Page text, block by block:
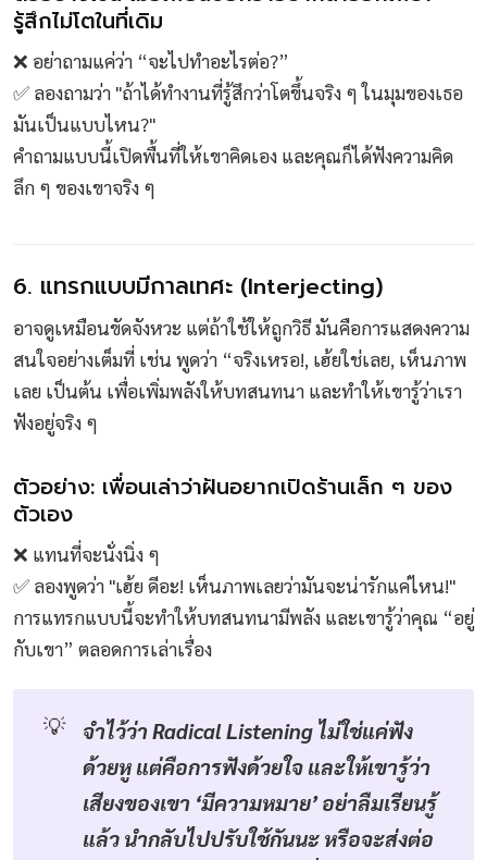
รู้สึกไม่โตในที่เดิม
❌ อย่าถามแค่ว่า “จะไปทำอะไรต่อ?”
✅ ลองถามว่า "ถ้าได้ทำงานที่รู้สึกว่าโตขึ้นจริง ๆ ในมุมของเธอ
มันเป็นแบบไหน?"
คำถามแบบนี้เปิดพื้นที่ให้เขาคิดเอง และคุณก็ได้ฟังความคิด
ลึก ๆ ของเขาจริง ๆ
6. แทรกแบบมีกาลเทศะ (Interjecting)
อาจดูเหมือนขัดจังหวะ แต่ถ้าใช้ให้ถูกวิธี มันคือการแสดงความ
สนใจอย่างเต็มที่ เช่น พูดว่า “จริงเหรอ!, เฮ้ยใช่เลย, เห็นภาพ
เลย เป็นต้น เพื่อเพิ่มพลังให้บทสนทนา และทำให้เขารู้ว่าเรา
ฟังอยู่จริง ๆ
ตัวอย่าง: เพื่อนเล่าว่าฝันอยากเปิดร้านเล็ก ๆ ของ
ตัวเอง
❌ แทนที่จะนั่งนิ่ง ๆ
✅ ลองพูดว่า "เฮ้ย ดีอะ! เห็นภาพเลยว่ามันจะน่ารักแค่ไหน!"
การแทรกแบบนี้จะทำให้บทสนทนามีพลัง และเขารู้ว่าคุณ “อยู่
กับเขา” ตลอดการเล่าเรื่อง
💡
จำไว้ว่า Radical Listening ไม่ใช่แค่ฟัง
ด้วยหู แต่คือการฟังด้วยใจ และให้เขารู้ว่า
เสียงของเขา ‘มีความหมาย’ อย่าลืมเรียนรู้
แล้ว นำกลับไปปรับใช้กันนะ หรือจะส่งต่อ